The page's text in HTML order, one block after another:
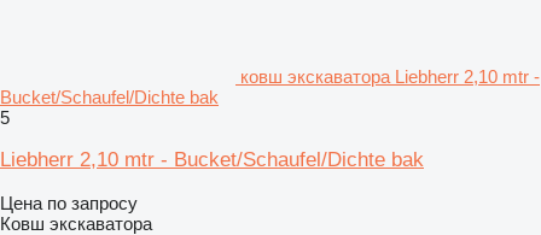
ковш экскаватора Liebherr 2,10 mtr -
Bucket/Schaufel/Dichte bak
5
Liebherr 2,10 mtr - Bucket/Schaufel/Dichte bak
Цена по запросу
Ковш экскаватора